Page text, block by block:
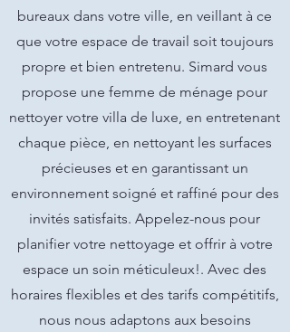
bureaux dans votre ville, en veillant à ce
que votre espace de travail soit toujours
propre et bien entretenu. Simard vous
propose une femme de ménage pour
nettoyer votre villa de luxe, en entretenant
chaque pièce, en nettoyant les surfaces
précieuses et en garantissant un
environnement soigné et raffiné pour des
invités satisfaits. Appelez-nous pour
planifier votre nettoyage et offrir à votre
espace un soin méticuleux!. Avec des
horaires flexibles et des tarifs compétitifs,
nous nous adaptons aux besoins